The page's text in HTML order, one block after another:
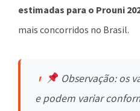
estimadas para o Prouni
mais concorridos no Brasil.
Observação: os
e podem variar